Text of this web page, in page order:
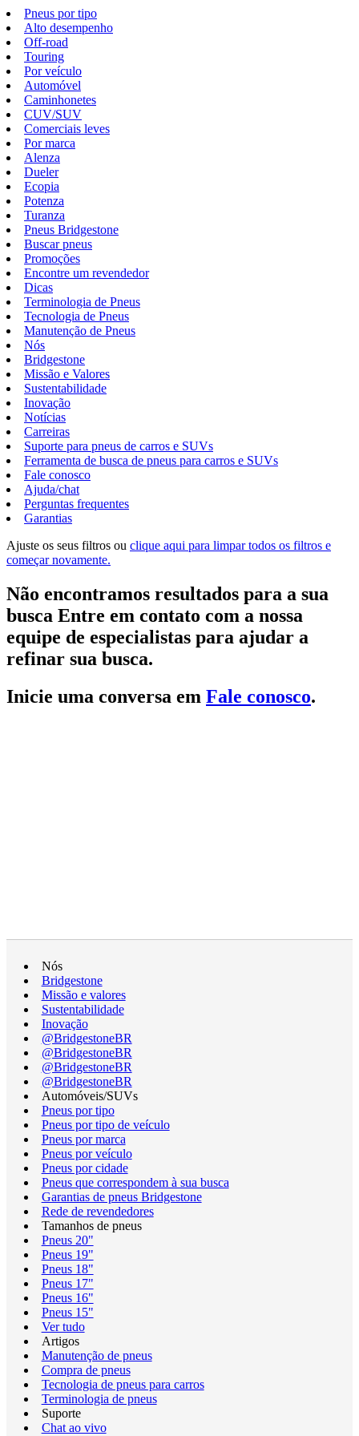
Pneus por tipo
Alto desempenho
Off-road
Touring
Por veículo
Automóvel
Caminhonetes
CUV/SUV
Comerciais leves
Por marca
Alenza
Dueler
Ecopia
Potenza
Turanza
Pneus Bridgestone
Buscar pneus
Promoções
Encontre um revendedor
Dicas
Terminologia de Pneus
Tecnologia de Pneus
Manutenção de Pneus
Nós
Bridgestone
Missão e Valores
Sustentabilidade
Inovação
Notícias
Carreiras
Suporte para pneus de carros e SUVs
Ferramenta de busca de pneus para carros e SUVs
Fale conosco
Ajuda/chat
Perguntas frequentes
Garantias
Ajuste os seus filtros ou clique aqui para limpar todos os filtros e
começar novamente.
Não encontramos resultados para a sua
busca Entre em contato com a nossa
equipe de especialistas para ajudar a
refinar sua busca.
Inicie uma conversa em Fale conosco.
Nós
Bridgestone
Missão e valores
Sustentabilidade
Inovação
@BridgestoneBR
@BridgestoneBR
@BridgestoneBR
@BridgestoneBR
Automóveis/SUVs
Pneus por tipo
Pneus por tipo de veículo
Pneus por marca
Pneus por veículo
Pneus por cidade
Pneus que correspondem à sua busca
Garantias de pneus Bridgestone
Rede de revendedores
Tamanhos de pneus
Pneus 20"
Pneus 19"
Pneus 18"
Pneus 17"
Pneus 16"
Pneus 15"
Ver tudo
Artigos
Manutenção de pneus
Compra de pneus
Tecnologia de pneus para carros
Terminologia de pneus
Suporte
Chat ao vivo